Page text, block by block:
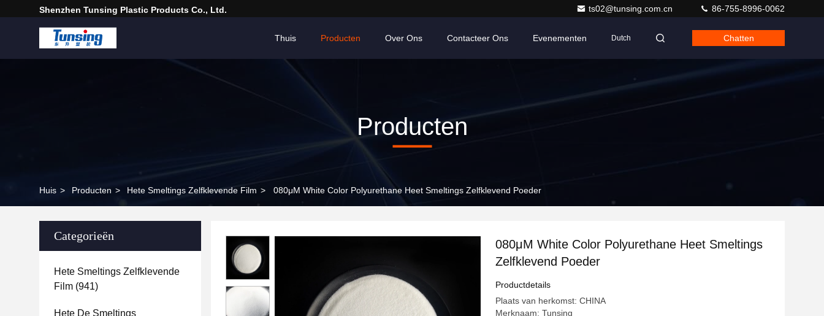
Shenzhen Tunsing Plastic Products Co., Ltd. ts02@tunsing.com.cn 86-755-8996-0062
Thuis Producten Over Ons Contacteer Ons Evenementen Dutch Chatten
Producten
Huis > Producten > Hete Smeltings Zelfklevende Film > 080μM White Color Polyurethane Heet Smeltings Zelfklevend Poeder
Categorieën
Hete Smeltings Zelfklevende
Film (941)
Hete De Smeltings
080μM White Color Polyurethane Heet Smeltings
Zelfklevend Poeder
Productdetails
Plaats van herkomst: CHINA
Merknaam: Tunsing